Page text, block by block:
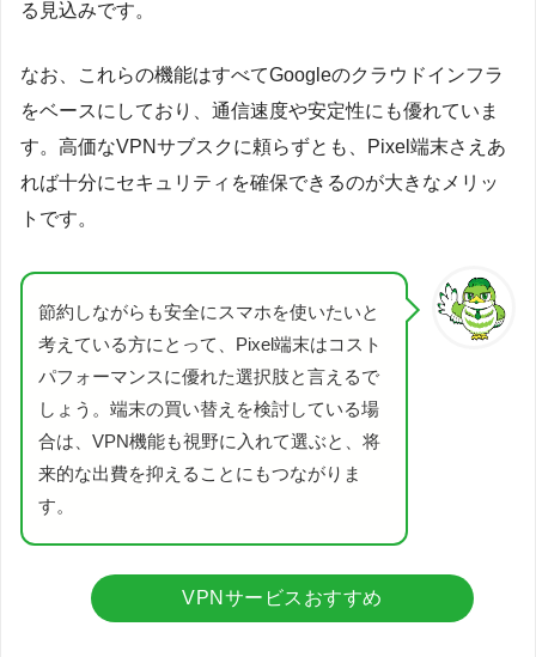
る見込みです。
なお、これらの機能はすべてGoogleのクラウドインフラ
をベースにしており、通信速度や安定性にも優れていま
す。高価なVPNサブスクに頼らずとも、Pixel端末さえあ
れば十分にセキュリティを確保できるのが大きなメリッ
トです。
節約しながらも安全にスマホを使いたいと
考えている方にとって、Pixel端末はコスト
パフォーマンスに優れた選択肢と言えるで
しょう。端末の買い替えを検討している場
合は、VPN機能も視野に入れて選ぶと、将
来的な出費を抑えることにもつながりま
す。
VPNサービスおすすめ